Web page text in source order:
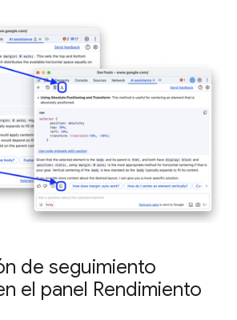
de seguimiento
el panel Rendimiento